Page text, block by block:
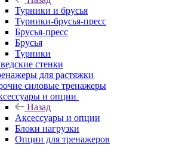
Турники и брусья
Турники-брусья-пресс
Брусья-пресс
Брусья
Турники
стенки
для растяжки
силовые тренажеры
и опции
Назад
Аксессуары и опции
Блоки нагрузки
Опции для тренажеров